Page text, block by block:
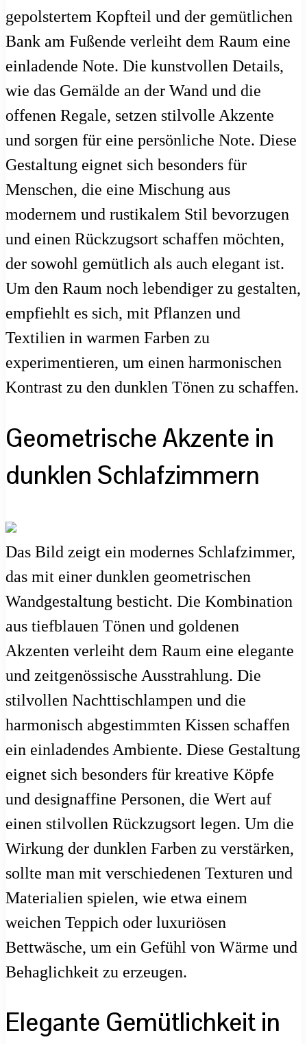
gepolstertem Kopfteil und der gemütlichen
Bank am Fußende verleiht dem Raum eine
einladende Note. Die kunstvollen Details,
wie das Gemälde an der Wand und die
offenen Regale, setzen stilvolle Akzente
und sorgen für eine persönliche Note. Diese
Gestaltung eignet sich besonders für
Menschen, die eine Mischung aus
modernem und rustikalem Stil bevorzugen
und einen Rückzugsort schaffen möchten,
der sowohl gemütlich als auch elegant ist.
Um den Raum noch lebendiger zu gestalten,
empfiehlt es sich, mit Pflanzen und
Textilien in warmen Farben zu
experimentieren, um einen harmonischen
Kontrast zu den dunklen Tönen zu schaffen.
Geometrische Akzente in
dunklen Schlafzimmern
Das Bild zeigt ein modernes Schlafzimmer,
das mit einer dunklen geometrischen
Wandgestaltung besticht. Die Kombination
aus tiefblauen Tönen und goldenen
Akzenten verleiht dem Raum eine elegante
und zeitgenössische Ausstrahlung. Die
stilvollen Nachttischlampen und die
harmonisch abgestimmten Kissen schaffen
ein einladendes Ambiente. Diese Gestaltung
eignet sich besonders für kreative Köpfe
und designaffine Personen, die Wert auf
einen stilvollen Rückzugsort legen. Um die
Wirkung der dunklen Farben zu verstärken,
sollte man mit verschiedenen Texturen und
Materialien spielen, wie etwa einem
weichen Teppich oder luxuriösen
Bettwäsche, um ein Gefühl von Wärme und
Behaglichkeit zu erzeugen.
Elegante Gemütlichkeit in